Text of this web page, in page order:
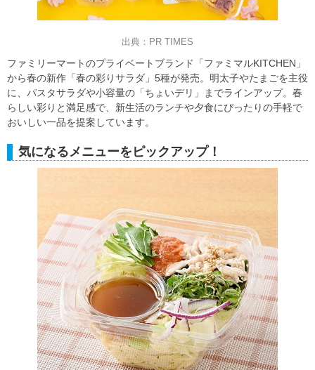
出典：PR TIMES
ファミリーマートのプライベートブランド「ファミマルKITCHEN」
から春の新作「春の彩りサラダ」5種が発売。明太子やたまごを主役
に、パスタサラダや小容量の「ちょいデリ」までラインアップ。春
らしい彩りと満足感で、新生活のランチや夕食にぴったりの手軽で
おいしい一品を提案しています。
気になるメニューをピックアップ！